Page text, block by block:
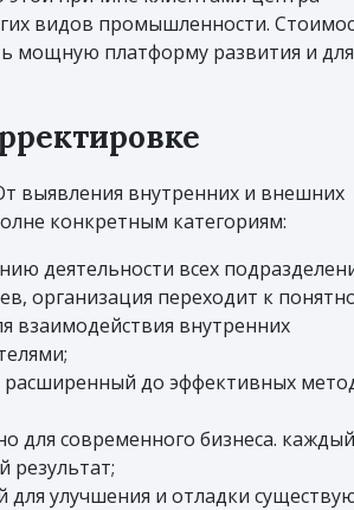
видов промышленности.
мощную платформу развития и для
выявления внутренних и внешних
конкретным категориям:
деятельности всех
организация переходит к
взаимодействия внутренних
расширенный до эффективных
для современного бизнеса.
результат;
для улучшения и отладки